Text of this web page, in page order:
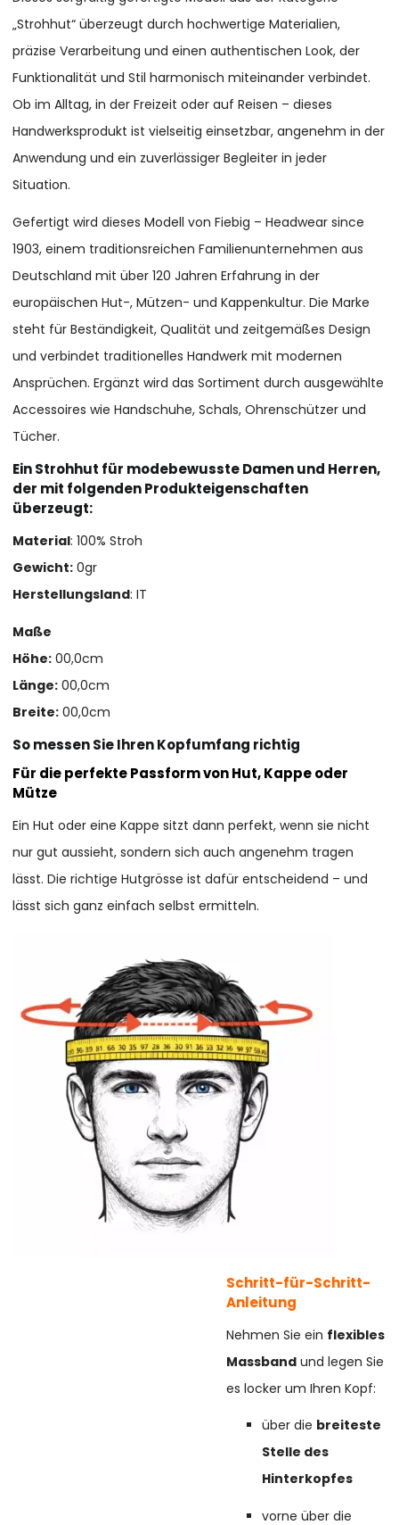
„Strohhut“ überzeugt durch hochwertige Materialien,
präzise Verarbeitung und einen authentischen Look, der
Funktionalität und Stil harmonisch miteinander verbindet.
Ob im Alltag, in der Freizeit oder auf Reisen – dieses
Handwerksprodukt ist vielseitig einsetzbar, angenehm in der
Anwendung und ein zuverlässiger Begleiter in jeder
Situation.
Gefertigt wird dieses Modell von Fiebig – Headwear since
1903, einem traditionsreichen Familienunternehmen aus
Deutschland mit über 120 Jahren Erfahrung in der
europäischen Hut-, Mützen- und Kappenkultur. Die Marke
steht für Beständigkeit, Qualität und zeitgemäßes Design
und verbindet traditionelles Handwerk mit modernen
Ansprüchen. Ergänzt wird das Sortiment durch ausgewählte
Accessoires wie Handschuhe, Schals, Ohrenschützer und
Tücher.
Ein Strohhut für modebewusste Damen und Herren,
der mit folgenden Produkteigenschaften
überzeugt:
Material: 100% Stroh
Gewicht: 0gr
Herstellungsland: IT
Maße
Höhe: 00,0cm
Länge: 00,0cm
Breite: 00,0cm
So messen Sie Ihren Kopfumfang richtig
Für die perfekte Passform von Hut, Kappe oder
Mütze
Ein Hut oder eine Kappe sitzt dann perfekt, wenn sie nicht
nur gut aussieht, sondern sich auch angenehm tragen
lässt. Die richtige Hutgrösse ist dafür entscheidend – und
lässt sich ganz einfach selbst ermitteln.
Schritt-für-Schritt-
Anleitung
Nehmen Sie ein flexibles
Massband und legen Sie
es locker um Ihren Kopf:
über die breiteste
Stelle des
Hinterkopfes
vorne über die